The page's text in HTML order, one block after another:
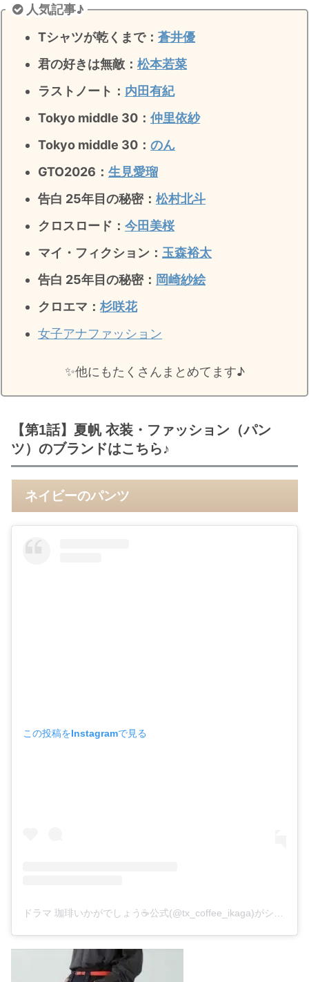
人気記事♪
Tシャツが乾くまで： 蒼井優
君の好きは無敵 ： 松本若菜
ラストノート ： 内田有紀
Tokyo middle 30： 仲里依紗
Tokyo middle 30： のん
GTO2026： 生見愛瑠
告白 25年目の秘密： 松村北斗
クロスロード： 今田美桜
マイ・フィクション： 玉森裕太
告白 25年目の秘密： 岡崎紗絵
クロエマ： 杉咲花
女子アナファッション
✨️他にもたくさんまとめてます♪
【第1話】夏帆 衣装・ファッション（パン
ツ）のブランドはこちら♪
ネイビーのパンツ
この投稿をInstagramで見る
ドラマ 珈琲いかがでしょう☕️公式(@tx_coffee_ikaga)がシェアした投稿